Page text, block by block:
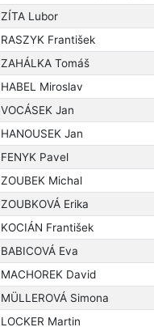
ZÍTA Lubor
RASZYK František
ZAHÁLKA Tomáš
HABEL Miroslav
VOCÁSEK Jan
HANOUSEK Jan
FENYK Pavel
ZOUBEK Michal
ZOUBKOVÁ Erika
KOCIÁN František
BABICOVÁ Eva
MACHOREK David
MÜLLEROVÁ Simona
LOCKER Martin